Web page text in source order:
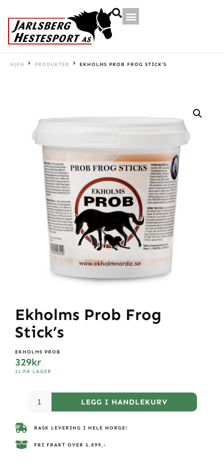
HJEM PRODUKTER EKHOLMS PROB FROG STICK’S
Ekholms Prob Frog
Stick’s
EKHOLMS PROB
329kr
11 PÅ LAGER
LEGG I HANDLEKURV
RASK LEVERING I HELE NORGE!
FRI FRAKT OVER 1.899,-